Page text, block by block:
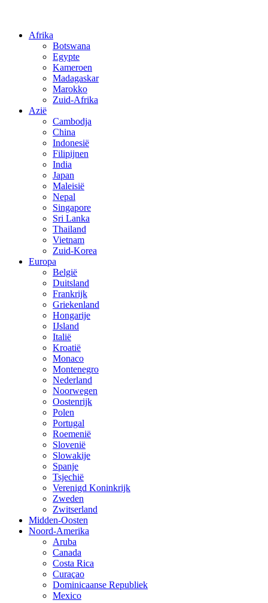
Afrika
Botswana
Egypte
Kameroen
Madagaskar
Marokko
Zuid-Afrika
Azië
Cambodja
China
Indonesië
Filipijnen
India
Japan
Maleisië
Nepal
Singapore
Sri Lanka
Thailand
Vietnam
Zuid-Korea
Europa
België
Duitsland
Frankrijk
Griekenland
Hongarije
IJsland
Italië
Kroatië
Monaco
Montenegro
Nederland
Noorwegen
Oostenrijk
Polen
Portugal
Roemenië
Slovenië
Slowakije
Spanje
Tsjechië
Verenigd Koninkrijk
Zweden
Zwitserland
Midden-Oosten
Noord-Amerika
Aruba
Canada
Costa Rica
Curaçao
Dominicaanse Republiek
Mexico